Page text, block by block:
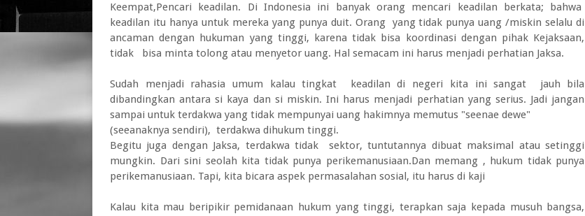
Keempat,Pencari keadilan. Di Indonesia ini banyak orang mencari keadilan berkata; bahwa
keadilan itu hanya untuk mereka yang punya duit. Orang yang tidak punya uang /miskin selalu di
ancaman dengan hukuman yang tinggi, karena tidak bisa koordinasi dengan pihak Kejaksaan,
tidak bisa minta tolong atau menyetor uang. Hal semacam ini harus menjadi perhatian Jaksa.
Sudah menjadi rahasia umum kalau tingkat keadilan di negeri kita ini sangat jauh bila
dibandingkan antara si kaya dan si miskin. Ini harus menjadi perhatian yang serius. Jadi jangan
sampai untuk terdakwa yang tidak mempunyai uang hakimnya memutus "seenae dewe"
(seeanaknya sendiri), terdakwa dihukum tinggi.
Begitu juga dengan Jaksa, terdakwa tidak sektor, tuntutannya dibuat maksimal atau setinggi
mungkin. Dari sini seolah kita tidak punya perikemanusiaan.Dan memang , hukum tidak punya
perikemanusiaan. Tapi, kita bicara aspek permasalahan sosial, itu harus di kaji
Kalau kita mau beripikir pemidanaan hukum yang tinggi, terapkan saja kepada musuh bangsa,